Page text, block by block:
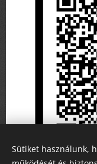
Sütiket használunk,